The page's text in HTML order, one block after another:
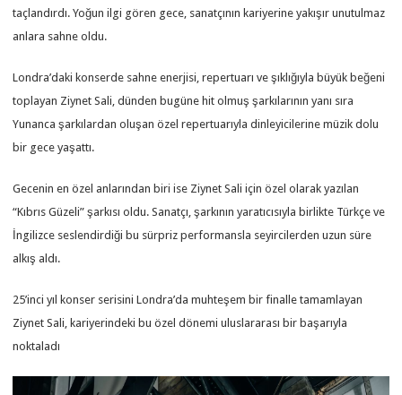
taçlandırdı. Yoğun ilgi gören gece, sanatçının kariyerine yakışır unutulmaz
anlara sahne oldu.
Londra’daki konserde sahne enerjisi, repertuarı ve şıklığıyla büyük beğeni
toplayan Ziynet Sali, dünden bugüne hit olmuş şarkılarının yanı sıra
Yunanca şarkılardan oluşan özel repertuarıyla dinleyicilerine müzik dolu
bir gece yaşattı.
Gecenin en özel anlarından biri ise Ziynet Sali için özel olarak yazılan
“Kıbrıs Güzeli” şarkısı oldu. Sanatçı, şarkının yaratıcısıyla birlikte Türkçe ve
İngilizce seslendirdiği bu sürpriz performansla seyircilerden uzun süre
alkış aldı.
25’inci yıl konser serisini Londra’da muhteşem bir finalle tamamlayan
Ziynet Sali, kariyerindeki bu özel dönemi uluslararası bir başarıyla
noktaladı